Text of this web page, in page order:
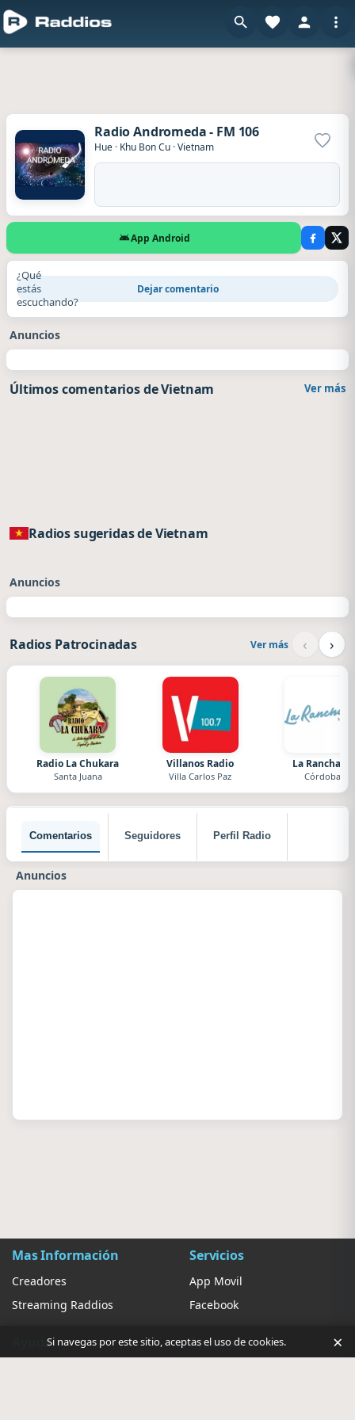
Radio Andromeda - FM 106
Hue · Khu Bon Cu ·Vietnam
App Android
¿Qué
estás
escuchando?
Dejar comentario
Anuncios
Últimos comentarios de Vietnam Ver más
Radios sugeridas de Vietnam
Anuncios
Radios Patrocinadas Ver más ‹ ›
Radio La Chukara
Santa Juana
Villanos Radio
Villa Carlos Paz
La Ranchada
Córdoba
Comentarios Seguidores Perfil Radio
Anuncios
Mas Información
Creadores
Streaming Raddios
Servicios
App Movil
Facebook
Ayuda Ajustes
Si navegas por este sitio, aceptas el uso de cookies. ×